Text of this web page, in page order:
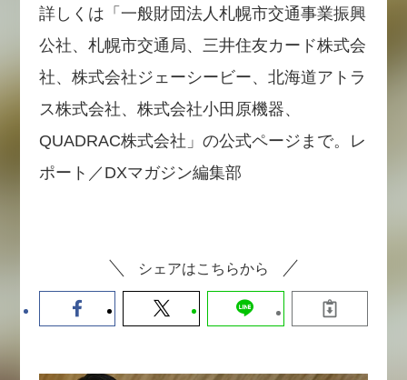
詳しくは「一般財団法人札幌市交通事業振興
公社、札幌市交通局、三井住友カード株式会
社、株式会社ジェーシービー、北海道アトラ
ス株式会社、株式会社小田原機器、
QUADRAC株式会社」の公式ページまで。レ
ポート／DXマガジン編集部
シェアはこちらから